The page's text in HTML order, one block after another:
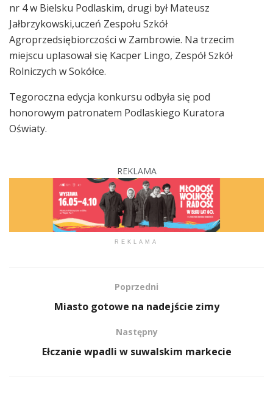
nr 4 w Bielsku Podlaskim, drugi był Mateusz
Jałbrzykowski,uczeń Zespołu Szkół
Agroprzedsiębiorczości w Zambrowie. Na trzecim
miejscu uplasował się Kacper Lingo, Zespół Szkół
Rolniczych w Sokółce.
Tegoroczna edycja konkursu odbyła się pod
honorowym patronatem Podlaskiego Kuratora
Oświaty.
REKLAMA
REKLAMA
Poprzedni
Miasto gotowe na nadejście zimy
Następny
Ełczanie wpadli w suwalskim markecie